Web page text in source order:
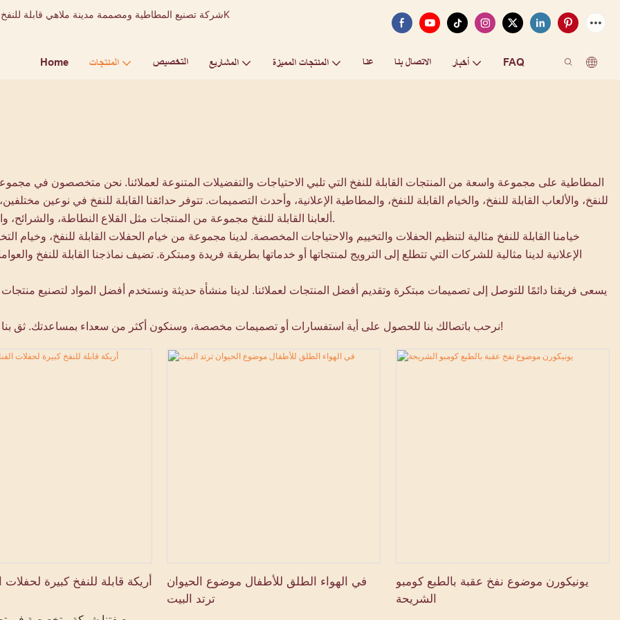
Home المنتجات التخصيص المشاريع المنتجات المميزة عنا الاتصال بنا أخبار FAQ
للنفخ، والألعاب القابلة للنفخ، والخيام القابلة للنفخ، والمطاطية الإعلانية، وأحدث التصميمات. تتوفر حدائقنا القابلة للنفخ في نوعين
ألعابنا القابلة للنفخ مجموعة من المنتجات مثل القلاع النطاطة، والشرائح، والعقبات، والألعاب الرياضية، والملاعب، وهبوط الوسائد الهوائية الآمنة.
خيامنا القابلة للنفخ مثالية لتنظيم الحفلات والتخييم والاحتياجات المخصصة. لدينا مجموعة من خيام الحفلات القابلة للنفخ، وخيام
الإعلانية لدينا مثالية للشركات التي تتطلع إلى الترويج لمنتجاتها أو خدماتها بطريقة فريدة ومبتكرة. تضيف نماذجنا القابلة للنفخ
يسعى فريقنا دائمًا للتوصل إلى تصميمات مبتكرة وتقديم أفضل المنتجات لعملائنا. لدينا منشأة حديثة ونستخدم أفضل المواد لتصنيع منتجات
نرحب باتصالك بنا للحصول على أية استفسارات أو تصميمات مخصصة، وسنكون أكثر من سعداء بمساعدتك. ثق بنا لجعل أحداثك لا تُنسى وإضافة عنصر من المرح والمغامرة إلى حياتك!
أريكة قابلة للنفخ كبيرة لحفلات
في الهواء الطلق للأطفال موضوع الحيوان
ترتد البيت
يونيكورن موضوع نفخ عقبة بالطبع كومبو
الشريحة